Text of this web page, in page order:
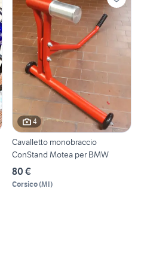
4
Cavalletto monobraccio
ConStand Motea per BMW
80 €
Corsico(MI)